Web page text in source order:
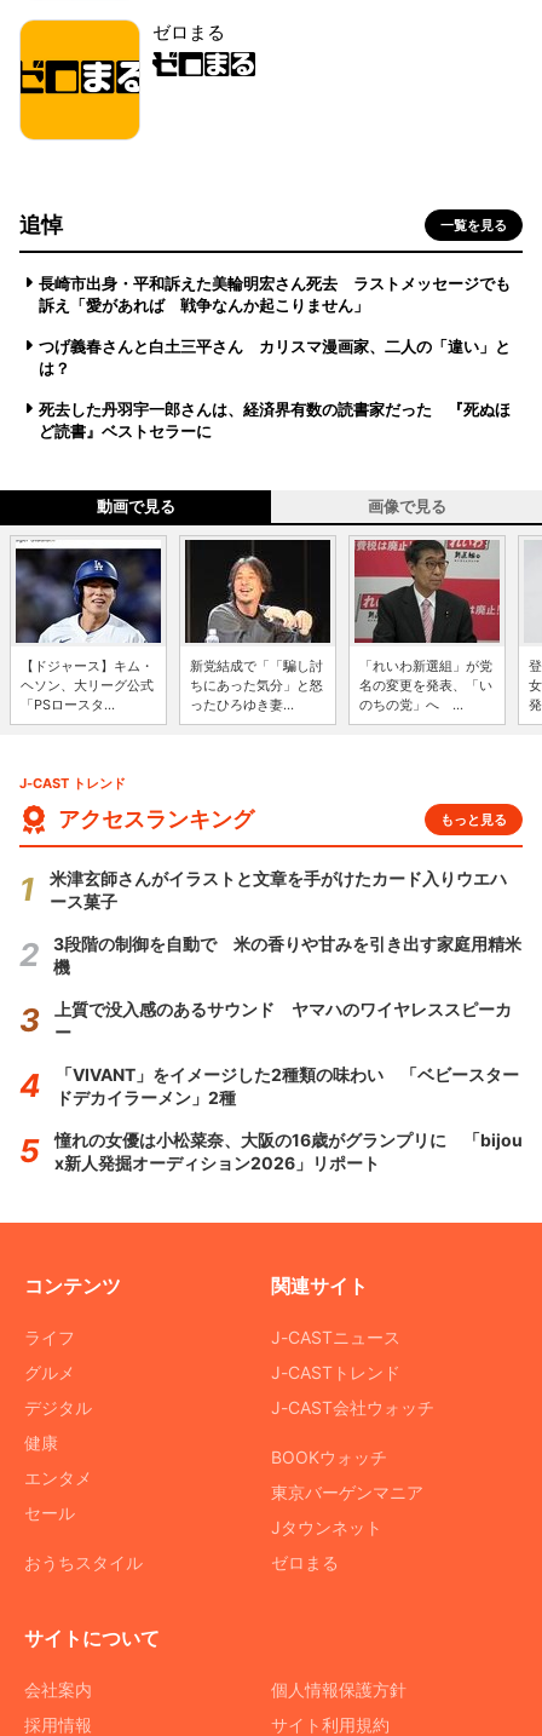
ゼロまる
追悼 一覧を見る
長崎市出身・平和訴えた美輪明宏さん死去 ラストメッセージでも
訴え「愛があれば 戦争なんか起こりません」
つげ義春さんと白土三平さん カリスマ漫画家、二人の「違い」と
は？
死去した丹羽宇一郎さんは、経済界有数の読書家だった 『死ぬほ
ど読書』ベストセラーに
動画で見る 画像で見る
【ドジャース】キム・
ヘソン、大リーグ公式
「PSロースタ...
新党結成で「「騙し討
ちにあった気分」と怒
ったひろゆき妻...
「れいわ新選組」が党
名の変更を発表、「い
のちの党」へ ...
J-CAST トレンド
アクセスランキング もっと見る
米津玄師さんがイラストと文章を手がけたカード入りウエハ
ース菓子
3段階の制御を自動で 米の香りや甘みを引き出す家庭用精米
機
上質で没入感のあるサウンド ヤマハのワイヤレススピーカ
ー
「VIVANT」をイメージした2種類の味わい 「ベビースター
ドデカイラーメン」2種
憧れの女優は小松菜奈、大阪の16歳がグランプリに 「bijou
x新人発掘オーディション2026」リポート
コンテンツ
ライフ
グルメ
デジタル
健康
エンタメ
セール
おうちスタイル
関連サイト
J-CASTニュース
J-CASTトレンド
J-CAST会社ウォッチ
BOOKウォッチ
東京バーゲンマニア
Jタウンネット
ゼロまる
サイトについて
会社案内
採用情報
個人情報保護方針
サイト利用規約